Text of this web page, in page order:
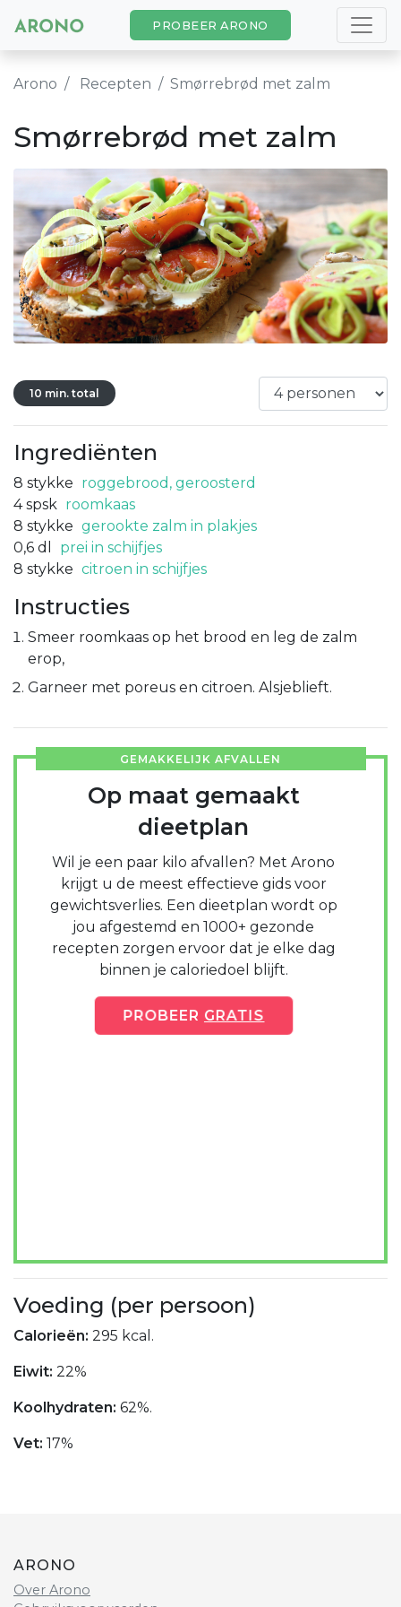
PROBEER ARONO
Arono Recepten Smørrebrød met zalm
Smørrebrød met zalm
10 min. total
Ingrediënten
8 stykke roggebrood, geroosterd
4 spsk roomkaas
8 stykke gerookte zalm in plakjes
0,6 dl
prei in schijfjes
8 stykke citroen in schijfjes
Instructies
Smeer roomkaas op het brood en leg de zalm
erop,
Garneer met poreus en citroen. Alsjeblieft.
GEMAKKELIJK AFVALLEN
Op maat gemaakt
dieetplan
Wil je een paar kilo afvallen? Met Arono
krijgt u de meest effectieve gids voor
gewichtsverlies. Een dieetplan wordt op
jou afgestemd en 1000+ gezonde
recepten zorgen ervoor dat je elke dag
binnen je caloriedoel blijft.
PROBEER GRATIS
Voeding (per persoon)
Calorieën: 295 kcal.
Eiwit: 22%
Koolhydraten: 62%.
Vet: 17%
ARONO
Over Arono